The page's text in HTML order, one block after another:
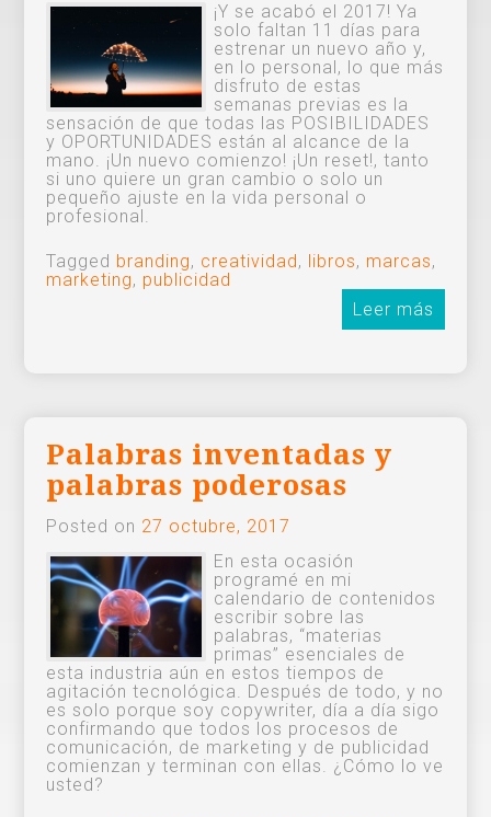
¡Y se acabó el 2017! Ya
solo faltan 11 días para
estrenar un nuevo año y,
en lo personal, lo que más
disfruto de estas
semanas previas es la
sensación de que todas las POSIBILIDADES
y OPORTUNIDADES están al alcance de la
mano. ¡Un nuevo comienzo! ¡Un reset!, tanto
si uno quiere un gran cambio o solo un
pequeño ajuste en la vida personal o
profesional.
Tagged branding, creatividad, libros, marcas,
marketing, publicidad
Leer más
Palabras inventadas y
palabras poderosas
Posted on 27 octubre, 2017
En esta ocasión
programé en mi
calendario de contenidos
escribir sobre las
palabras, “materias
primas” esenciales de
esta industria aún en estos tiempos de
agitación tecnológica. Después de todo, y no
es solo porque soy copywriter, día a día sigo
confirmando que todos los procesos de
comunicación, de marketing y de publicidad
comienzan y terminan con ellas. ¿Cómo lo ve
usted?